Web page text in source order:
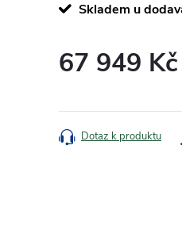
Skladem u
67 949 Kč
Dotaz k produktu